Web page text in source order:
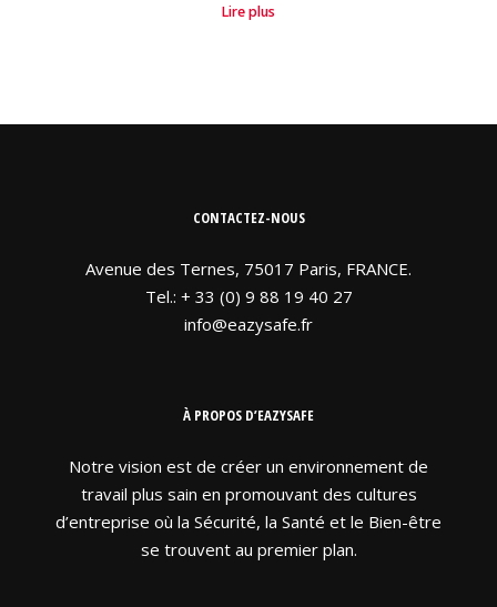
Lire plus
CONTACTEZ-NOUS
Avenue des Ternes, 75017 Paris, FRANCE.
Tel.: + 33 (0) 9 88 19 40 27
info@eazysafe.fr
À PROPOS D’EAZYSAFE
Notre vision est de créer un environnement de
travail plus sain en promouvant des cultures
d’entreprise où la Sécurité, la Santé et le Bien-être
se trouvent au premier plan.